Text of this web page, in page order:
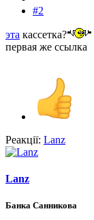
#2
эта кассетка?
первая же ссылка
Реакції: Lanz
Lanz
Банка Санникова